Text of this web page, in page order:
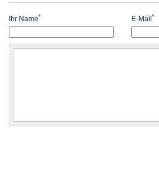
Ihr Name* E-Mail *